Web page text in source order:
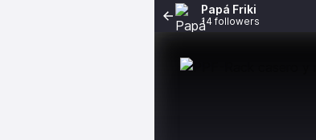
Papá Friki
14 followers